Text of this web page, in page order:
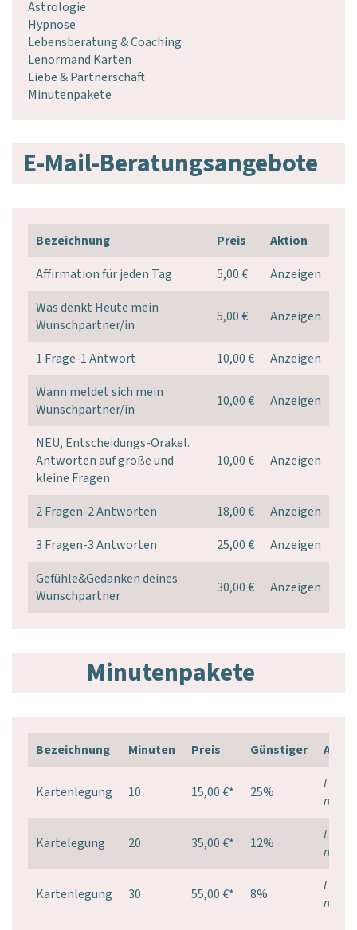
Astrologie
Hypnose
Lebensberatung & Coaching
Lenormand Karten
Liebe & Partnerschaft
Minutenpakete
E-Mail-Beratungsangebote
Bezeichnung Preis
Aktion
Affirmation für jeden Tag
5,00 €
Anzeigen
Was denkt Heute mein
Wunschpartner/in
5,00 € Anzeigen
1 Frage-1 Antwort 10,00 €
Anzeigen
Wann meldet sich mein
Wunschpartner/in
10,00 € Anzeigen
NEU, Entscheidungs-Orakel.
Antworten auf große und
kleine Fragen
10,00 € Anzeigen
2 Fragen-2 Antworten 18,00 €
Anzeigen
3 Fragen-3 Antworten
25,00 €
Anzeigen
Gefühle&Gedanken deines
Wunschpartner
30,00 € Anzeigen
Minutenpakete
Bezeichnung Minuten Preis Günstiger
Kartenlegung 10 15,00 €* 25%
Login
Kartelegung 20 35,00 €* 12%
Login
Kartenlegung 30 55,00 €* 8%
Login